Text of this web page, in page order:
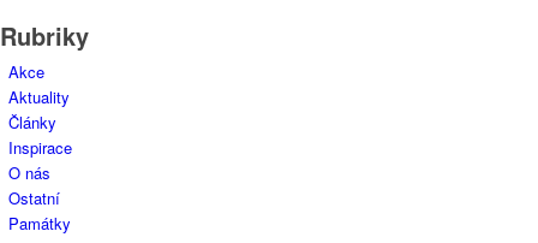
Rubriky
Akce
Aktuality
Články
Inspirace
O nás
Ostatní
Památky